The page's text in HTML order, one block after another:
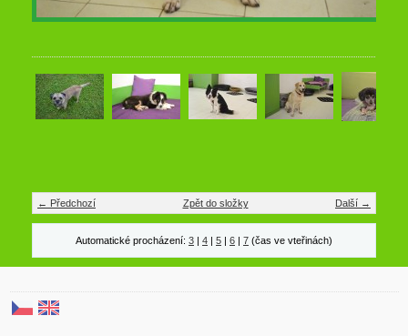
← Předchozí Další →
Zpět do složky
Automatické procházení: 3 4 5 6 7 (čas ve vteřinách)